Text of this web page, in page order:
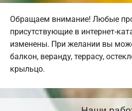
Обращаем внимание! Любые
присутствующие в интернет-
изменены. При желании вы
балкон, веранду, террасу,
крыльцо.